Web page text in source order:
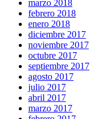
marzo 2018
febrero 2018
enero 2018
diciembre 2017
noviembre 2017
octubre 2017
septiembre 2017
agosto 2017
julio 2017
abril 2017
marzo 2017